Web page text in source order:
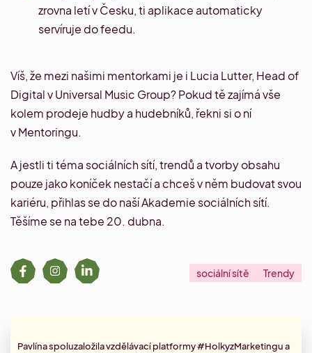
zrovna letí v Česku, ti aplikace automaticky
servíruje do feedu.
Víš, že mezi našimi mentorkami je i Lucia Lutter, Head of
Digital v Universal Music Group? Pokud tě zajímá vše
kolem prodeje hudby a hudebníků, řekni si o ní
vMentoringu.
A jestli ti téma sociálních sítí, trendů a tvorby obsahu
pouze jako koníček nestačí a chceš v něm budovat svou
kariéru, přihlas se do našíAkademie sociálních sítí.
Těšíme se na tebe 20. dubna.
sociální sítě Trendy
Pavlína spoluzaložila vzdělávací platformy #HolkyzMarketingu a